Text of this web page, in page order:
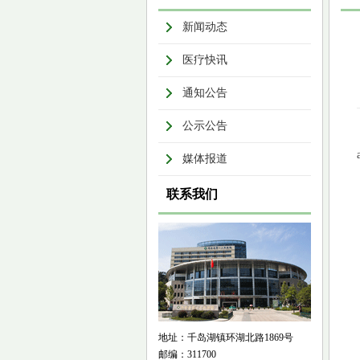
新闻动态
医疗快讯
通知公告
公示公告
媒体报道
联系我们
地址：千岛湖镇环湖北路1869号
邮编：311700